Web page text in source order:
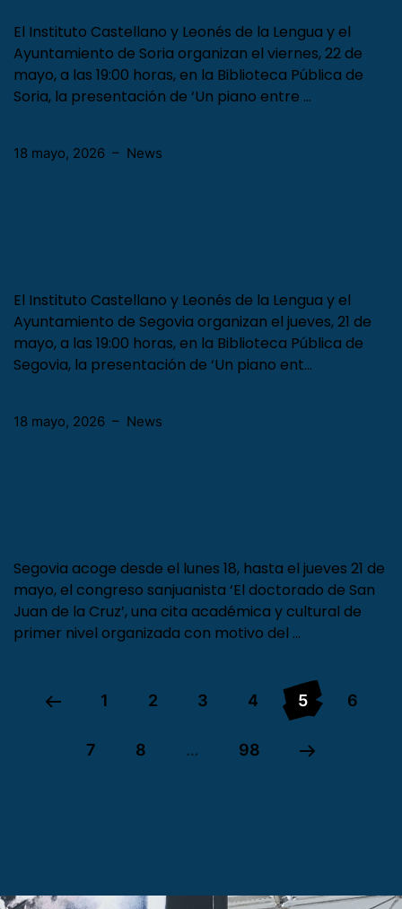
El Instituto Castellano y Leonés de la Lengua y el
Ayuntamiento de Soria organizan el viernes, 22 de
mayo, a las 19:00 horas, en la Biblioteca Pública de
Soria, la presentación de ‘Un piano entre …
18 mayo, 2026 – News
El Instituto Castellano y Leonés de la Lengua y el
Ayuntamiento de Segovia organizan el jueves, 21 de
mayo, a las 19:00 horas, en la Biblioteca Pública de
Segovia, la presentación de ‘Un piano ent…
18 mayo, 2026 – News
Segovia acoge desde el lunes 18, hasta el jueves 21 de
mayo, el congreso sanjuanista ‘El doctorado de San
Juan de la Cruz’, una cita académica y cultural de
primer nivel organizada con motivo del …
1 2 3 4 5 6
7 8 … 98